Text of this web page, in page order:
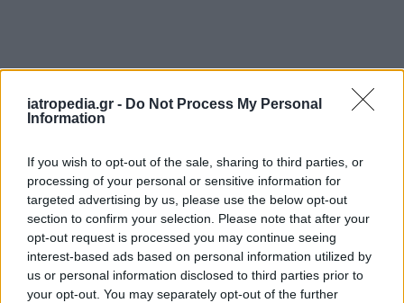
iatropedia.gr - Do Not Process My Personal
Information
If you wish to opt-out of the sale, sharing to third parties, or
processing of your personal or sensitive information for
targeted advertising by us, please use the below opt-out
section to confirm your selection. Please note that after your
opt-out request is processed you may continue seeing
interest-based ads based on personal information utilized by
us or personal information disclosed to third parties prior to
your opt-out. You may separately opt-out of the further
ΡΟΗ ΕΙΔΗΣΕΩΝ
ΔΙΑΤΡΟΦΗ 07 Αυγούστου 2026 19:06
Κεχρί: Πώς μια ενισχυμένη ποικιλία μπορεί να
«γεμίσει» σίδηρο τα παιδιά, χωρίς παρενέργειες